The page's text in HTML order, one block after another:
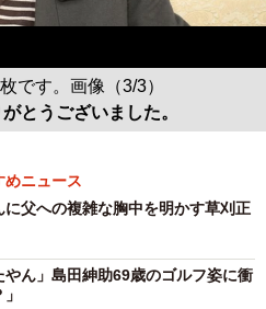
です。画像（3/3）
とうございました。
めニュース
に父への複雑な胸中を明かす草刈正
やん」島田紳助69歳のゴルフ姿に衝